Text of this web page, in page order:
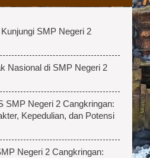
SMP Negeri 2
Nasional di SMP Negeri 2
SMP Negeri 2 Cangkringan:
Kepedulian, dan Potensi
Negeri 2 Cangkringan: